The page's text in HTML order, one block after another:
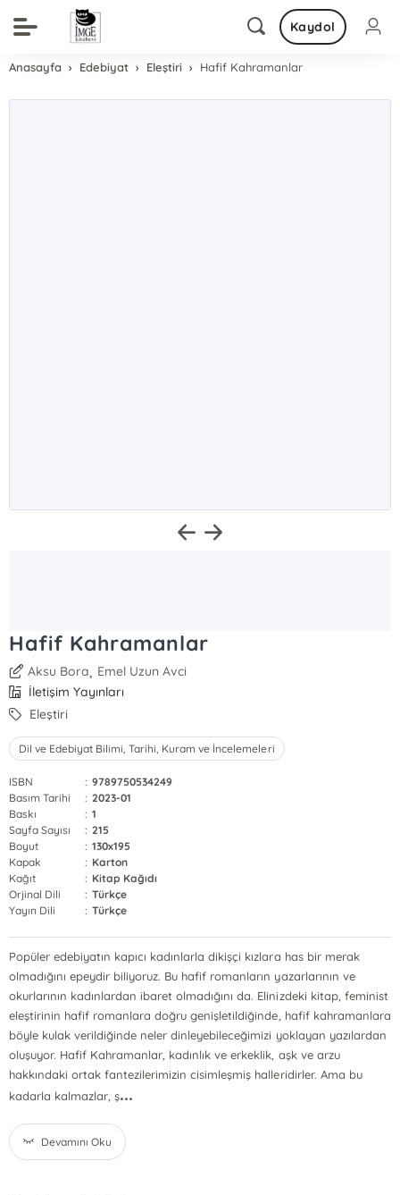
Kaydol
Anasayfa Edebiyat Eleştiri Hafif Kahramanlar
Hafif Kahramanlar
Aksu Bora, Emel Uzun Avci
İletişim Yayınları
Eleştiri
Dil ve Edebiyat Bilimi, Tarihi, Kuram ve İncelemeleri
ISBN : 9789750534249
Basım Tarihi
: 2023-01
Baskı
: 1
Sayfa Sayısı
: 215
Boyut
: 130x195
Kapak
: Karton
Kağıt
: Kitap Kağıdı
Orjinal Dili
: Türkçe
Yayın Dili
: Türkçe
Popüler edebiyatın kapıcı kadınlarla dikişçi kızlara has bir merak
olmadığını epeydir biliyoruz. Bu hafif romanların yazarlarının ve
okurlarının kadınlardan ibaret olmadığını da. Elinizdeki kitap, feminist
eleştirinin hafif romanlara doğru genişletildiğinde, hafif kahramanlara
böyle kulak verildiğinde neler dinleyebileceğimizi yoklayan yazılardan
oluşuyor. Hafif Kahramanlar, kadınlık ve erkeklik, aşk ve arzu
hakkındaki ortak fantezilerimizin cisimleşmiş halleridirler. Ama bu
kadarla kalmazlar, ş...
Devamını Oku